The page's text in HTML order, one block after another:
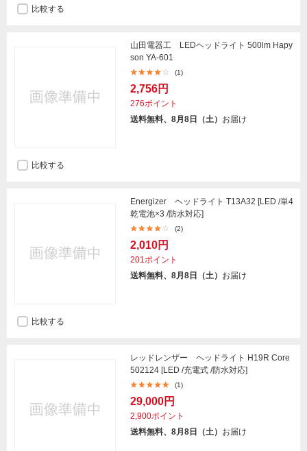
比較する
山田電器工 LEDヘッドライト 500lm Hapy
son YA-601
(1)
2,756円
276ポイント
送料無料、8月8日（土） お届け
比較する
Energizer ヘッドライト T13A32 [LED /単4
乾電池×3 /防水対応]
(2)
2,010円
201ポイント
送料無料、8月8日（土） お届け
比較する
レッドレンザー ヘッドライト H19R Core
502124 [LED /充電式 /防水対応]
(1)
29,000円
2,900ポイント
送料無料、8月8日（土） お届け